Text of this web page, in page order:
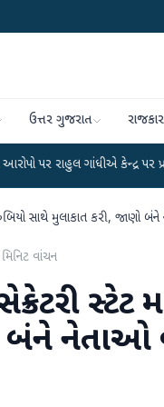
ઉત્તર ગુજરાત
કેન્દ્ર પર પ્રહાર કર્યા ●
સાથે મુલાકાત કરી, જાણો
મિનિટ વાંચન
સ્ટેટ
બંને નેતાઓ